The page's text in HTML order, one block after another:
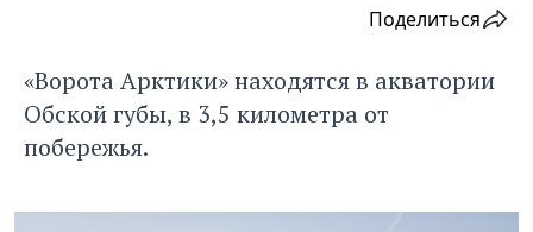
Поделиться
«Ворота Арктики» находятся в акватории
Обской губы, в 3,5 километра от
побережья.